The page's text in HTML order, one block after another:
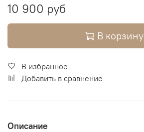
10 900 руб
В корзину
В избранное
Добавить в сравнение
Описание